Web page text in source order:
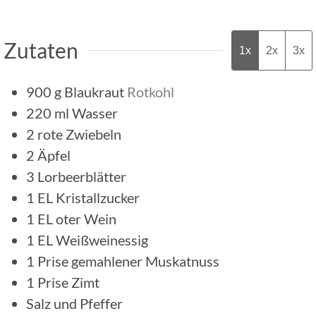
Zutaten 1x 2x 3x
900 g Blaukraut Rotkohl
220 ml Wasser
2 rote Zwiebeln
2 Äpfel
3 Lorbeerblätter
1 EL Kristallzucker
1 EL oter Wein
1 EL Weißweinessig
1 Prise gemahlener Muskatnuss
1 Prise Zimt
Salz und Pfeffer